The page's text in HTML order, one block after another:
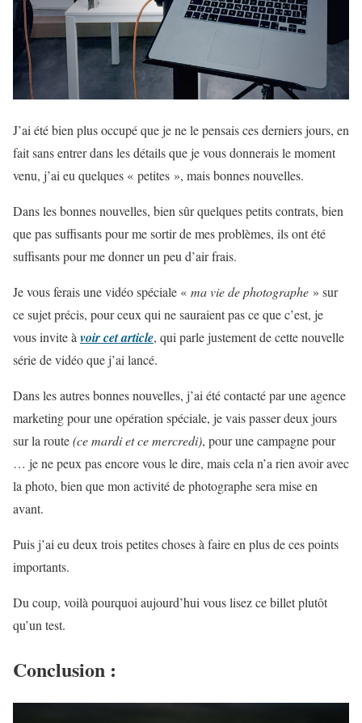
J’ai été bien plus occupé que je ne le pensais ces derniers jours, en
fait sans entrer dans les détails que je vous donnerais le moment
venu, j’ai eu quelques « petites », mais bonnes nouvelles.
Dans les bonnes nouvelles, bien sûr quelques petits contrats, bien
que pas suffisants pour me sortir de mes problèmes, ils ont été
suffisants pour me donner un peu d’air frais.
Je vous ferais une vidéo spéciale « ma vie de photographe » sur
ce sujet précis, pour ceux qui ne sauraient pas ce que c’est, je
vous invite à voir cet article, qui parle justement de cette nouvelle
série de vidéo que j’ai lancé.
Dans les autres bonnes nouvelles, j’ai été contacté par une agence
marketing pour une opération spéciale, je vais passer deux jours
sur la route(ce mardi et ce mercredi), pour une campagne pour
… je ne peux pas encore vous le dire, mais cela n’a rien avoir avec
la photo, bien que mon activité de photographe sera mise en
avant.
Puis j’ai eu deux trois petites choses à faire en plus de ces points
importants.
Du coup, voilà pourquoi aujourd’hui vous lisez ce billet plutôt
qu’un test.
Conclusion :